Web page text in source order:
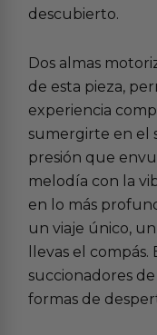
descubierto.
Dos almas
de esta pieza,
experiencia
sumergirte en el
presión que
melodía con la
en lo más
un viaje único,
llevas el
succionadores
formas de